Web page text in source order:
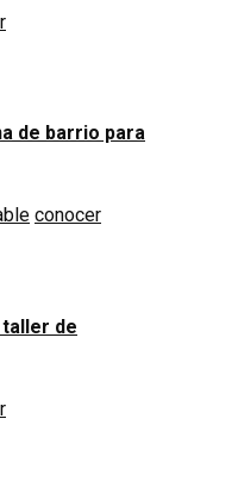
de barrio para
conocer
de